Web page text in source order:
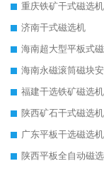
重庆铁矿干式磁选机
济南干式磁选机
海南超大型平板式
海南永磁滚筒磁块
福建干选铁矿磁选机
陕西矿石干式磁选机
广东平板干选磁选机
陕西平板全自动磁